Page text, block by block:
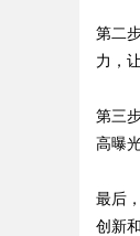
!
第二
力，
第三
高曝
最后
创新